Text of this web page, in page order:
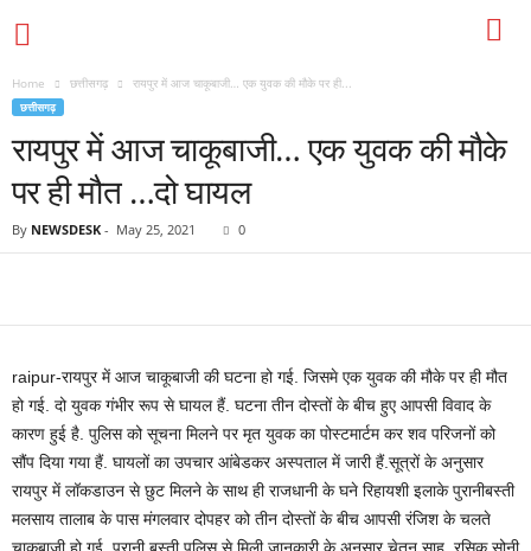
Home छत्तीसगढ़ रायपुर में आज चाकूबाजी… एक युवक की मौके पर ही...
छत्तीसगढ़
रायपुर में आज चाकूबाजी… एक युवक की मौके
पर ही मौत …दो घायल
By NEWSDESK - May 25, 2021 0
raipur-रायपुर में आज चाकूबाजी की घटना हो गई. जिसमे एक युवक की मौके पर ही मौत
हो गई. दो युवक गंभीर रूप से घायल हैं. घटना तीन दोस्तों के बीच हुए आपसी विवाद के
कारण हुई है. पुलिस को सूचना मिलने पर मृत युवक का पोस्टमार्टम कर शव परिजनों को
सौंप दिया गया हैं. घायलों का उपचार आंबेडकर अस्पताल में जारी हैं.सूत्रों के अनुसार
रायपुर में लॉकडाउन से छुट मिलने के साथ ही राजधानी के घने रिहायशी इलाके पुरानीबस्ती
मलसाय तालाब के पास मंगलवार दोपहर को तीन दोस्तों के बीच आपसी रंजिश के चलते